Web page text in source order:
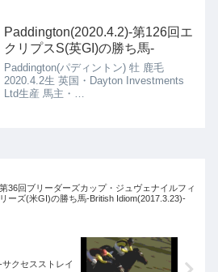
Paddington(2020.4.2)-第126回エ
クリプスS(英GI)の勝ち馬-
Paddington(パディントン) 牡 鹿毛
2020.4.2生 英国・Dayton Investments
Ltd生産 馬主・
第36回ブリーダーズカップ・ジュヴェナイルフィ
リーズ(米GI)の勝ち馬-British Idiom(2017.3.23)-
クセスストレイ